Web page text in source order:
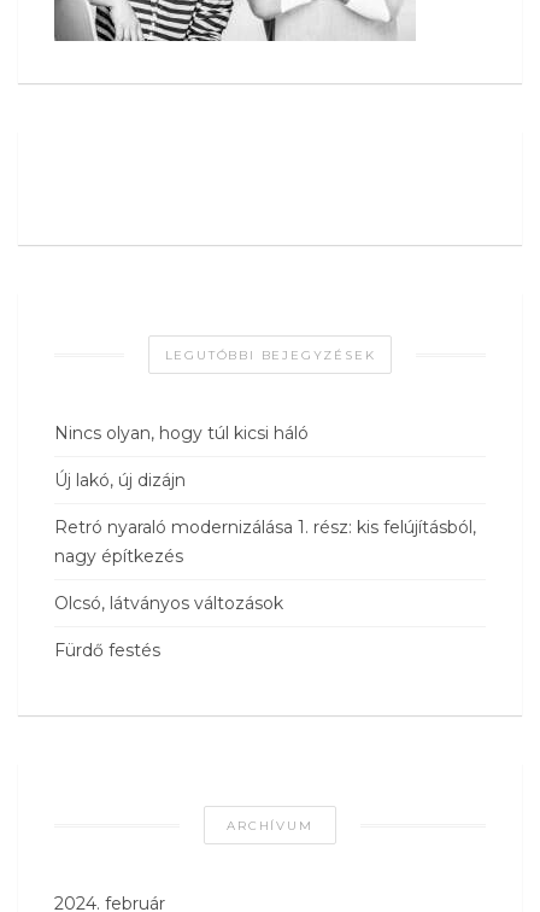
LEGUTÓBBI BEJEGYZÉSEK
Nincs olyan, hogy túl kicsi háló
Új lakó, új dizájn
Retró nyaraló modernizálása 1. rész: kis felújításból,
nagy építkezés
Olcsó, látványos változások
Fürdő festés
ARCHÍVUM
2024. február